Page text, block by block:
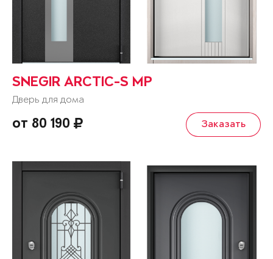
SNEGIR ARCTIC-S MP
Дверь для дома
от 80 190 Заказать